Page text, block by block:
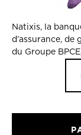
Natixis, la
d’assurance,
du Groupe